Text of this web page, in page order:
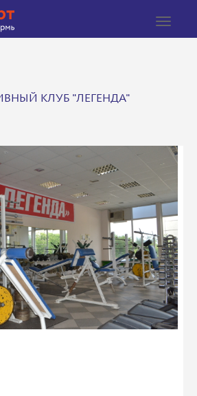
Toggle
КЛУБ "ЛЕГЕНДА"